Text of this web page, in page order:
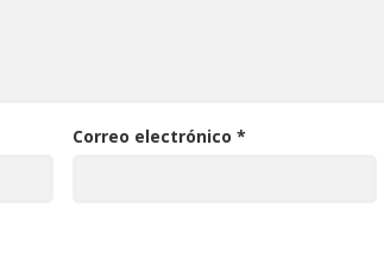
Correo electrónico*